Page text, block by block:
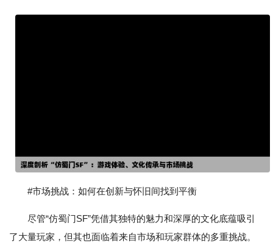
#市场挑战：如何在创新与怀旧间找到平衡
尽管“仿蜀门SF”凭借其独特的魅力和深厚的文化底蕴吸引
了大量玩家，但其也面临着来自市场和玩家群体的多重挑战。